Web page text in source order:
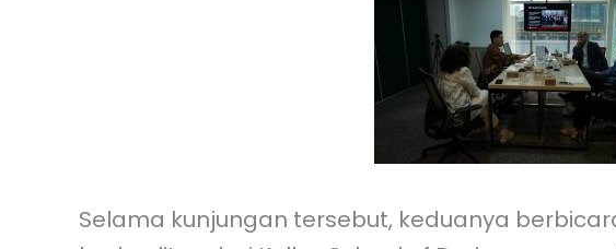
Selama kunjungan tersebut, keduanya